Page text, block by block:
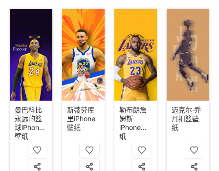
曼巴科比
永远的篮
球iPhone
壁纸
斯蒂芬库
里iPhone
壁纸
勒布朗詹
姆斯
iPhone壁
纸
迈克尔·乔
丹扣篮壁
纸